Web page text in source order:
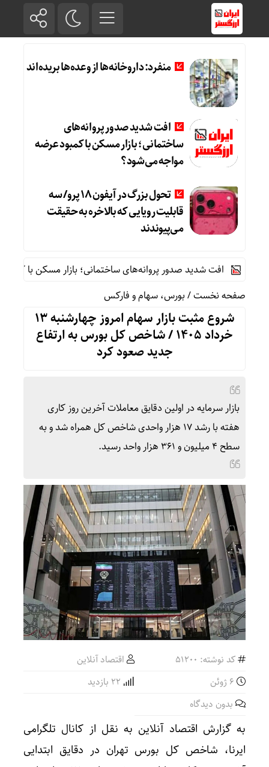
منفرد: داروخانه‌ها از وعده‌ها بریده‌اند
افت شدید صدور پروانه‌های
ساختمانی؛ بازار مسکن با کمبود عرضه
مواجه می‌شود؟
تحول بزرگ در آیفون ۱۸ پرو/ سه
قابلیت رویایی که بالاخره به حقیقت
می‌پیوندند
افت شدید صدور پروانه‌های ساختمانی؛ بازار مسکن با کمبود
صفحه نخست/بورس، سهام و فارکس
شروع مثبت بازار سهام امروز چهارشنبه ۱۳
خرداد ۱۴۰۵ / شاخص کل بورس به ارتفاع
جدید صعود کرد
بازار سرمایه در اولین دقایق معاملات آخرین روز کاری
هفته با رشد ۱۷ هزار واحدی شاخص کل همراه شد و به
سطح ۴ میلیون و ۳۶۱ هزار واحد رسید.
کد نوشته: 51200
اقتصاد آنلاین
بدون دیدگاه
به گزارش اقتصاد آنلاین به نقل از کانال تلگرامی
ایرنا، شاخص کل بورس تهران در دقایق ابتدایی